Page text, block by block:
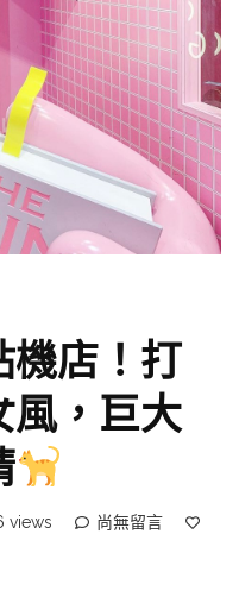
機店！打
風，巨大
views
尚無留言